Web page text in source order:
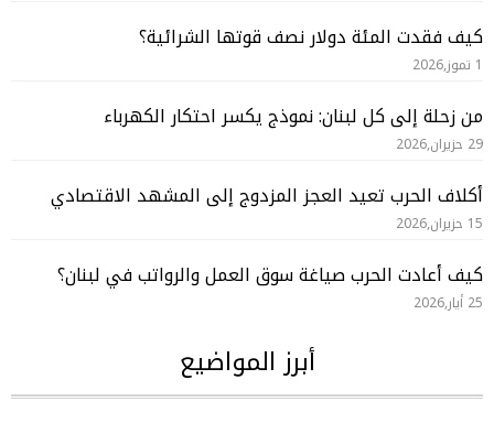
كيف فقدت المئة دولار نصف قوتها الشرائية؟
1 تموز,2026
من زحلة إلى كل لبنان: نموذج يكسر احتكار الكهرباء
29 حزيران,2026
أكلاف الحرب تعيد العجز المزدوج إلى المشهد الاقتصادي
15 حزيران,2026
كيف أعادت الحرب صياغة سوق العمل والرواتب في لبنان؟
25 أيار,2026
أبرز المواضيع